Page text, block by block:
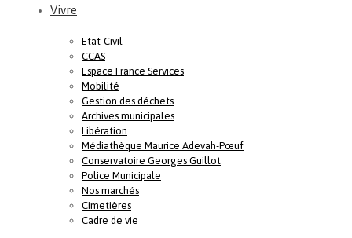
Vivre
Etat-Civil
CCAS
Espace France Services
Mobilité
Gestion des déchets
Archives municipales
Libération
Médiathèque Maurice Adevah-Pœuf
Conservatoire Georges Guillot
Police Municipale
Nos marchés
Cimetières
Cadre de vie